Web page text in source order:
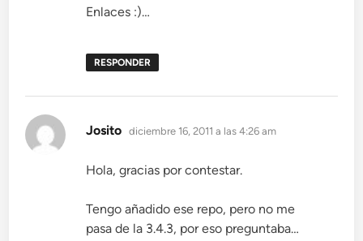
Enlaces :)…
RESPONDER
Josito dice:
diciembre 16, 2011 a las 4:26 am
Hola, gracias por contestar.
Tengo añadido ese repo, pero no me
pasa de la 3.4.3, por eso preguntaba…